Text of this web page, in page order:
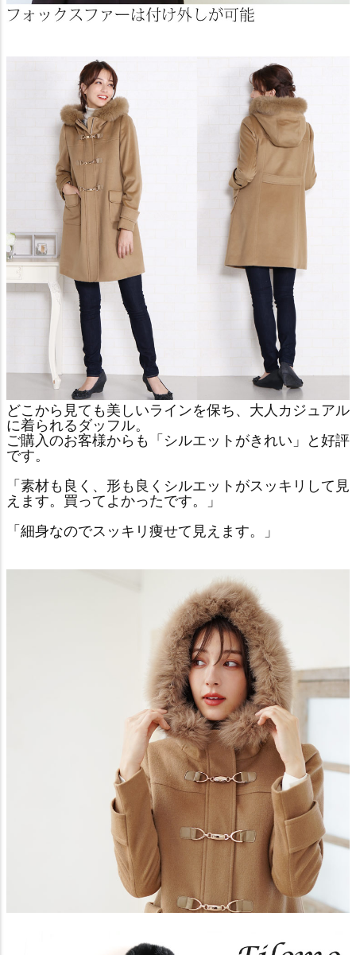
どこから見ても美しいラインを保ち、大人カジュアル
に着られるダッフル。
ご購入のお客様からも「シルエットがきれい」と好評
です。
「素材も良く、形も良くシルエットがスッキリして見
えます。買ってよかったです。」
「細身なのでスッキリ痩せて見えます。」